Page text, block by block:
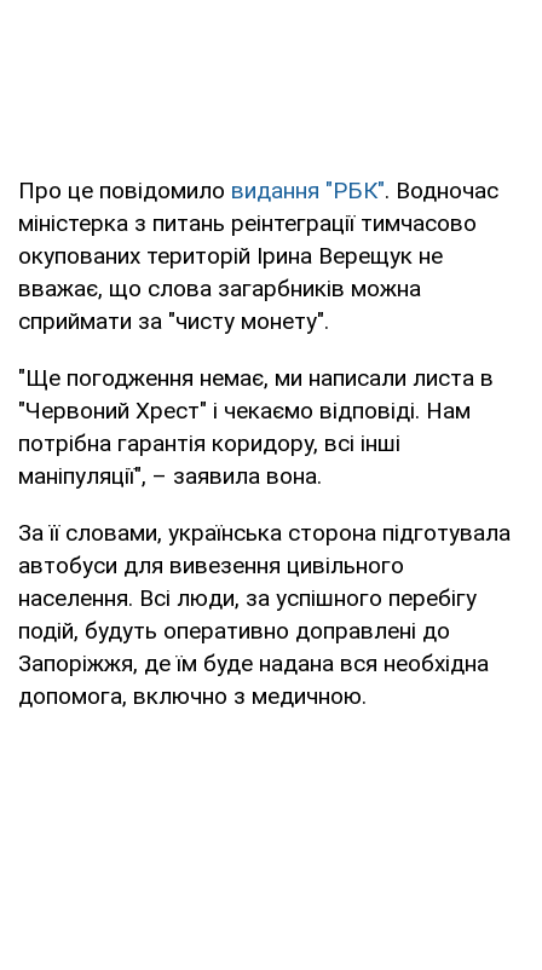
Про це повідомило видання "РБК". Водночас
міністерка з питань реінтеграції тимчасово
окупованих територій Ірина Верещук не
вважає, що слова загарбників можна
сприймати за "чисту монету".
"Ще погодження немає, ми написали листа в
"Червоний Хрест" і чекаємо відповіді. Нам
потрібна гарантія коридору, всі інші
маніпуляції", – заявила вона.
За її словами, українська сторона підготувала
автобуси для вивезення цивільного
населення. Всі люди, за успішного перебігу
подій, будуть оперативно доправлені до
Запоріжжя, де їм буде надана вся необхідна
допомога, включно з медичною.